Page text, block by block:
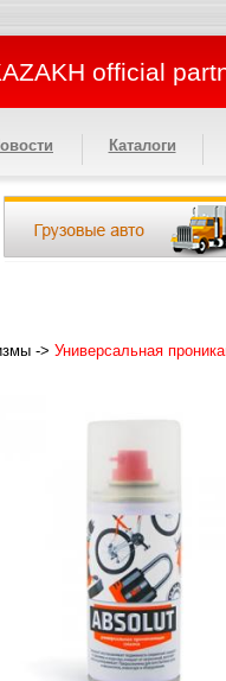
official
Каталоги
-> Универсальная